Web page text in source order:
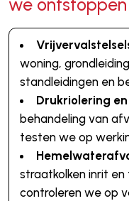
we ontstoppen
woning,
standleidingen en
Drukriolering en
behandeling van
testen we op
straatkolken inrit
controleren we op